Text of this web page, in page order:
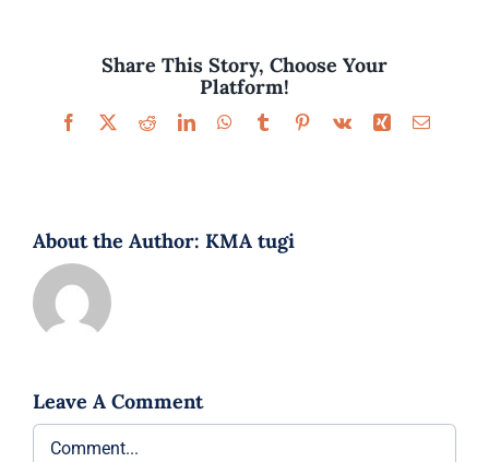
Share This Story, Choose Your
Platform!
Facebook
X RedditLinkedInWhatsApp
TumblrPinterest
Vk Xing Email
About the Author: KMA tugi
Leave A Comment
Comment